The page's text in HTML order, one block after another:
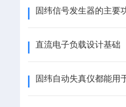
直流电子负载设计基础